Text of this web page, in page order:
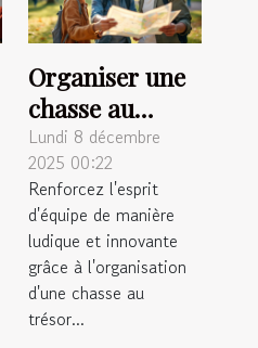
Organiser une
chasse au
trésor
inoubliable
pour renforcer
l'esprit
d'équipe
Lundi 8 décembre
2025 00:22
Renforcez l'esprit
d'équipe de manière
ludique et innovante
grâce à l'organisation
d'une chasse au
trésor...